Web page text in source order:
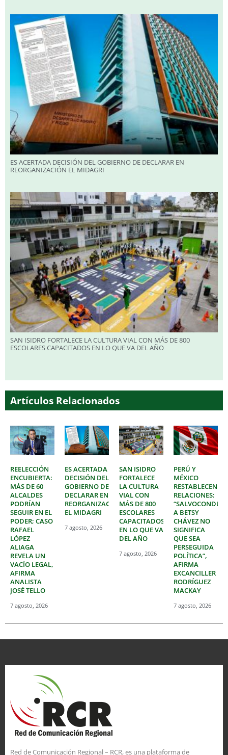
ES ACERTADA DECISIÓN DEL GOBIERNO DE DECLARAR EN
REORGANIZACIÓN EL MIDAGRI
SAN ISIDRO FORTALECE LA CULTURA VIAL CON MÁS DE 800
ESCOLARES CAPACITADOS EN LO QUE VA DEL AÑO
Artículos Relacionados
REELECCIÓN
ENCUBIERTA:
MÁS DE 60
ALCALDES
PODRÍAN
SEGUIR EN EL
PODER; CASO
RAFAEL
LÓPEZ
ALIAGA
REVELA UN
VACÍO LEGAL,
AFIRMA
ANALISTA
JOSÉ TELLO
7 agosto, 2026
ES ACERTADA
DECISIÓN DEL
GOBIERNO DE
DECLARAR EN
REORGANIZACIÓN
EL MIDAGRI
7 agosto, 2026
SAN ISIDRO
FORTALECE
LA CULTURA
VIAL CON
MÁS DE 800
ESCOLARES
CAPACITADOS
EN LO QUE VA
DEL AÑO
7 agosto, 2026
PERÚ Y
MÉXICO
RESTABLECEN
RELACIONES:
A BETSY
CHÁVEZ NO
SIGNIFICA
QUE SEA
PERSEGUIDA
POLÍTICA”,
AFIRMA
EXCANCILLER
RODRÍGUEZ
MACKAY
7 agosto, 2026
Red de Comunicación Regional – RCR, es una plataforma de